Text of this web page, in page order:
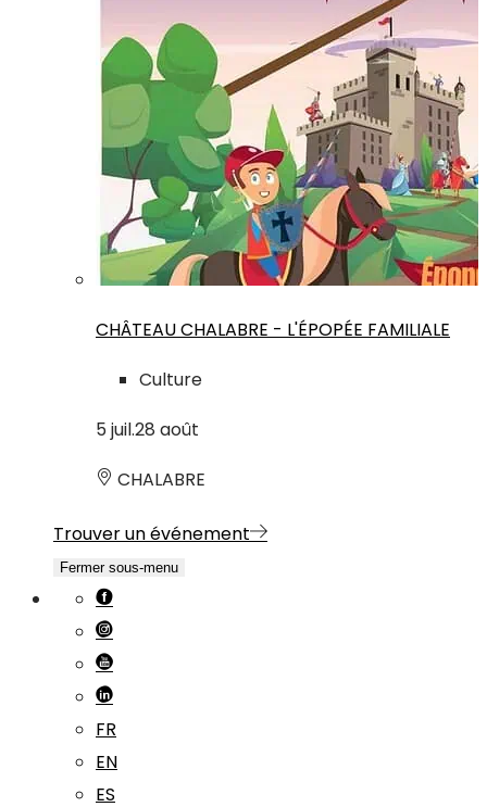
CHÂTEAU CHALABRE - L'ÉPOPÉE FAMILIALE
Culture
5 juil.28 août
CHALABRE
Trouver un événement
Fermer sous-menu
FR
EN
ES